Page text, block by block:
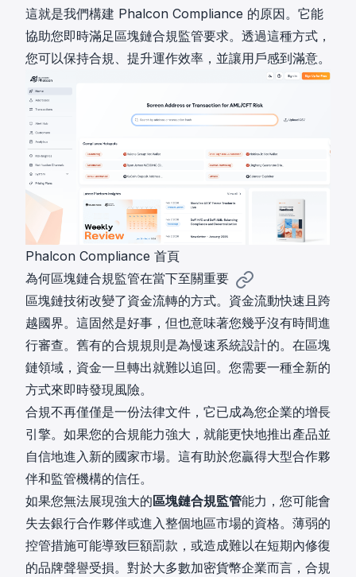
這就是我們構建 Phalcon Compliance 的原因。它能
協助您即時滿足區塊鏈合規監管要求。透過這種方式，
您可以保持合規、提升運作效率，並讓用戶感到滿意。
Phalcon Compliance 首頁
為何區塊鏈合規監管在當下至關重要
區塊鏈技術改變了資金流轉的方式。資金流動快速且跨
越國界。這固然是好事，但也意味著您幾乎沒有時間進
行審查。舊有的合規規則是為慢速系統設計的。在區塊
鏈領域，資金一旦轉出就難以追回。您需要一種全新的
方式來即時發現風險。
合規不再僅僅是一份法律文件，它已成為您企業的增長
引擎。如果您的合規能力強大，就能更快地推出產品並
自信地進入新的國家市場。這有助於您贏得大型合作夥
伴和監管機構的信任。
如果您無法展現強大的區塊鏈合規監管能力，您可能會
失去銀行合作夥伴或進入整個地區市場的資格。薄弱的
控管措施可能導致巨額罰款，或造成難以在短期內修復
的品牌聲譽受損。對於大多數加密貨幣企業而言，合規